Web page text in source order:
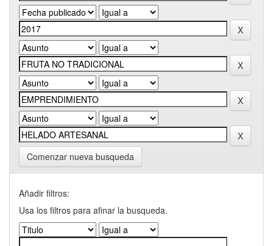
Comenzar nueva busqueda
Añadir filtros:
Usa los filtros para afinar la busqueda.